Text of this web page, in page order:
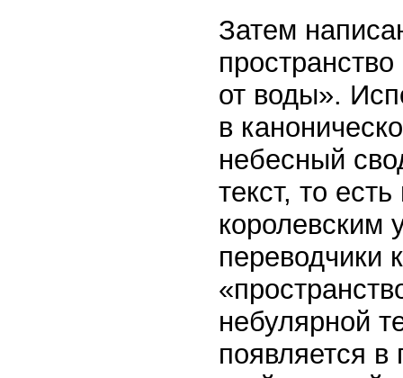
Затем
от воды».
в
небесный
текст, то
королевским
переводчики
небулярной
появляется в